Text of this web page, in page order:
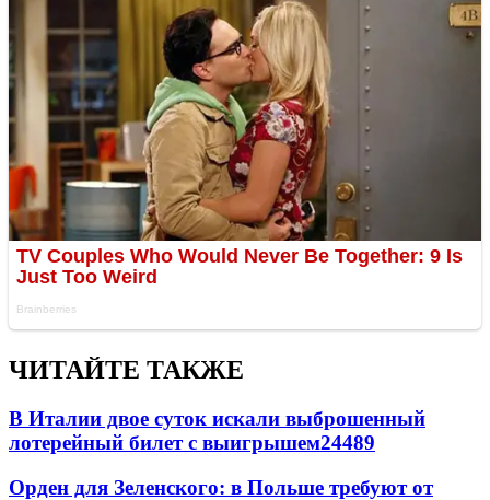
ЧИТАЙТЕ ТАКЖЕ
В Италии двое суток искали выброшенный
лотерейный билет с выигрышем24489
Орден для Зеленского: в Польше требуют от